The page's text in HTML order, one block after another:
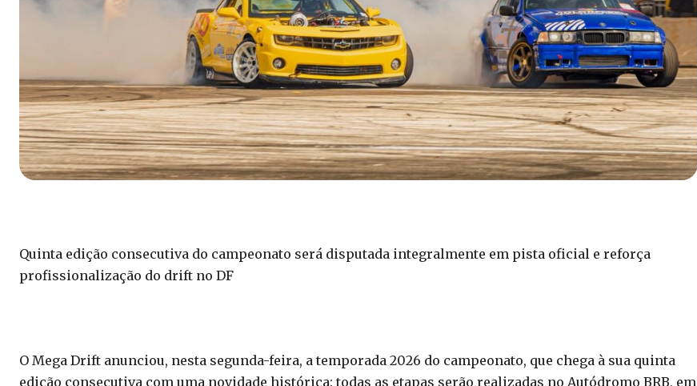
Quinta edição consecutiva do campeonato será disputada integralmente em pista oficial e reforça
profissionalização do drift no DF
O Mega Drift anunciou, nesta segunda-feira, a temporada 2026 do campeonato, que chega à sua quinta
edição consecutiva com uma novidade histórica: todas as etapas serão realizadas no Autódromo BRB, em